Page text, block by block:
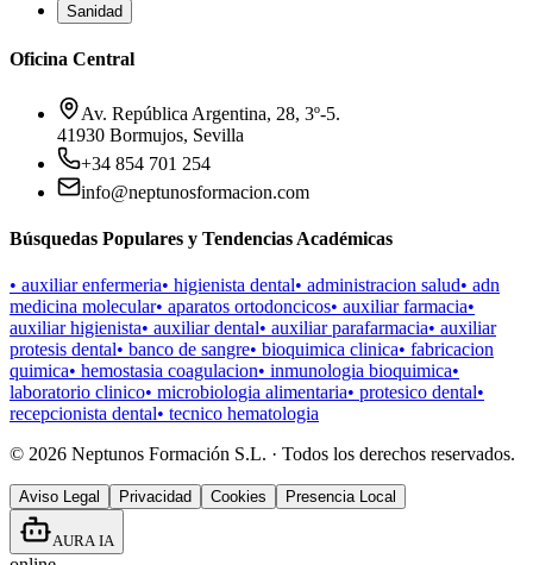
Sanidad
Oficina Central
Av. República Argentina, 28, 3º-5.
41930 Bormujos, Sevilla
+34 854 701 254
info@neptunosformacion.com
Búsquedas Populares y Tendencias Académicas
• auxiliar enfermeria• higienista dental• administracion salud• adn
medicina molecular• aparatos ortodoncicos• auxiliar farmacia•
auxiliar higienista• auxiliar dental• auxiliar parafarmacia• auxiliar
protesis dental• banco de sangre• bioquimica clinica• fabricacion
quimica• hemostasia coagulacion• inmunologia bioquimica•
laboratorio clinico• microbiologia alimentaria• protesico dental•
recepcionista dental• tecnico hematologia
© 2026 Neptunos Formación S.L. · Todos los derechos reservados.
Aviso Legal Privacidad Cookies Presencia Local
AURA IA